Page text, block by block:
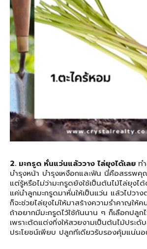
2. มะกรูด หั่นแว่นแล้ววาง ไล่ยุงได้เลย ท
บำรุงหน้า บำรุงเหงือกและฟัน นี่คือสรรพ
แต่รู้หรือไม่ว่ามะกรูดยังใช้เป็นต้นไม้ไล่ยุงไ
แค่นำลูกมะกรูดมาหั่นให้เป็นแว่น แล้วไปวา
ก็จะช่วยไล่ยุงไม่ให้มาสร้างความรำคาญให้
ถ้าอยากมีมะกรูดไว้ใช้กันนาน ๆ ก็เลือกปลูก
เพราะตัดแต่งกิ่งให้สวยงามเป็นต้นไม้ประ
ประโยชน์เพียบ ปลูกทีเดียวรับรองคุ้มแน่น